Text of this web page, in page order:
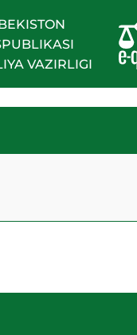
VAZIRLIGI